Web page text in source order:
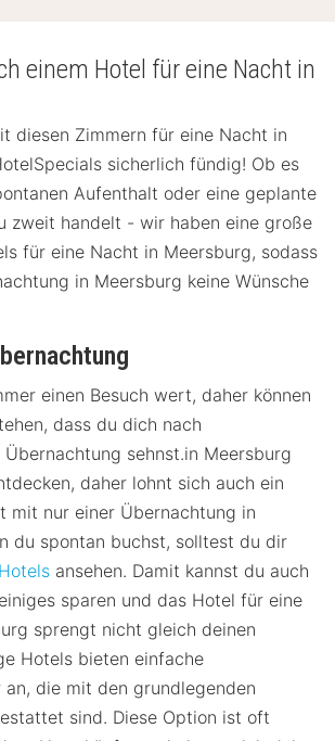
einem Hotel für eine Nacht in
diesen Zimmern für eine Nacht in
sicherlich fündig! Ob es
Aufenthalt oder eine geplante
zweit handelt - wir haben eine große
für eine Nacht in Meersburg, sodass
in Meersburg keine Wünsche
einen Besuch wert, daher können
dass du dich nach
sehnst.in Meersburg
daher lohnt sich auch ein
mit nur einer Übernachtung in
du spontan buchst, solltest du dir
ansehen. Damit kannst du auch
sparen und das Hotel für eine
sprengt nicht gleich deinen
Hotels bieten einfache
an, die mit den grundlegenden
sind. Diese Option ist oft